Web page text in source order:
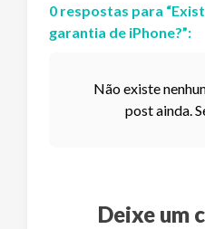
0 respostas para “
garantia de iPhone?”:
Não existe
post ainda.
Deixe um